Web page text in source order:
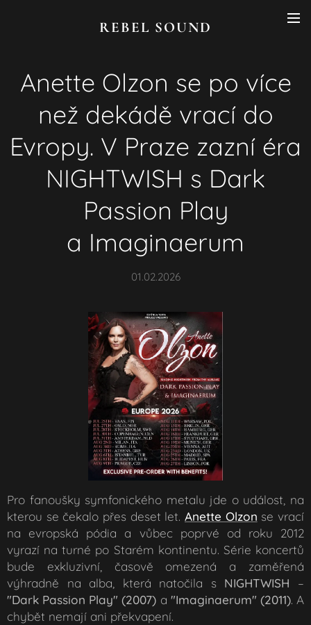
REBEL SOUND
Anette Olzon se po více
než dekádě vrací do
Evropy. V Praze zazní éra
NIGHTWISH s Dark
Passion Play
a Imaginaerum
01.02.2026
Pro fanoušky symfonického metalu jde o událost, na
kterou se čekalo přes deset let. Anette Olzon se vrací
na evropská pódia a vůbec poprvé od roku 2012
vyrazí na turné po Starém kontinentu. Série koncertů
bude exkluzivní, časově omezená a zaměřená
výhradně na alba, která natočila s NIGHTWISH –
"Dark Passion Play" (2007) a "Imaginaerum" (2011). A
chybět nemají ani překvapení.